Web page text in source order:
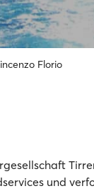
Florio
und